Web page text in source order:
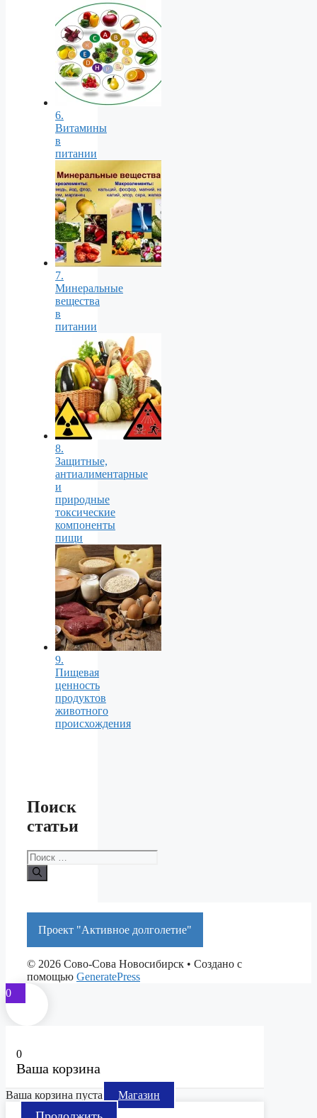
6.
Витамины
в
питании
7.
Минеральные
вещества
в
питании
8.
Защитные,
антиалиментарные
и
природные
токсические
компоненты
пищи
9.
Пищевая
ценность
продуктов
животного
происхождения
Поиск
статьи
Поиск:
Проект "Активное долголетие"
© 2026 Сово-Сова Новосибирск • Создано с
помощью GeneratePress
0
0
Ваша корзина
Ваша корзина пуста Магазин